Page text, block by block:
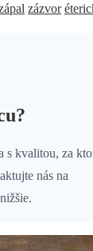
zázvor
kvalitou, za
nás na